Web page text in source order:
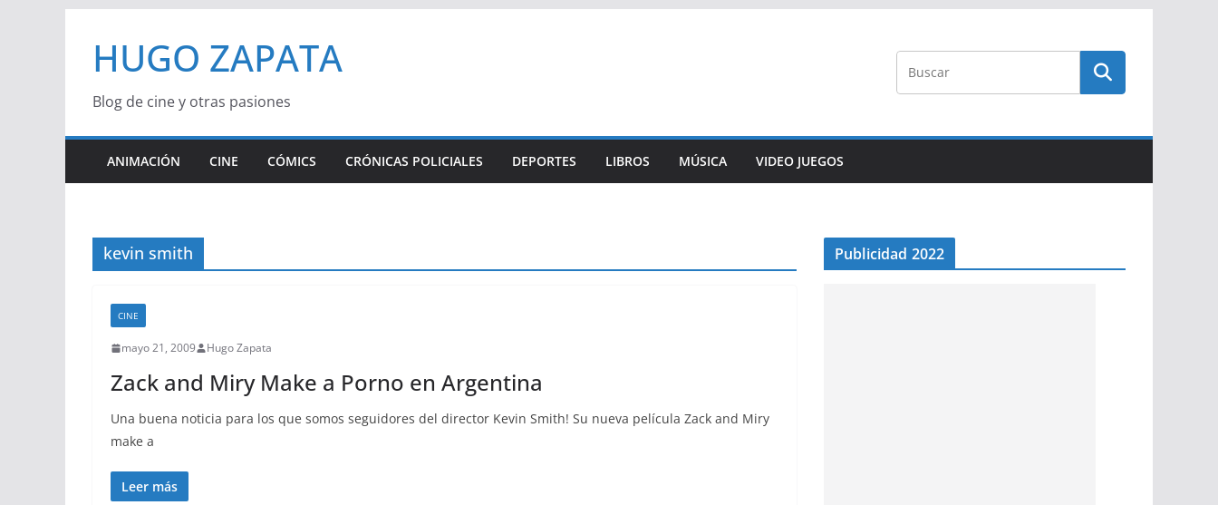
contenido
HUGO ZAPATA
Blog de cine y otras pasiones
ANIMACIÓN CINE CÓMICS CRÓNICAS POLICIALES DEPORTES LIBROS MÚSICA VIDEO JUEGOS
kevin smith
CINE
mayo 21, 2009 Hugo Zapata
Zack and Miry Make a Porno en Argentina
Una buena noticia para los que somos seguidores del director Kevin Smith! Su nueva película Zack and Miry
make a
Leer más
Publicidad 2022